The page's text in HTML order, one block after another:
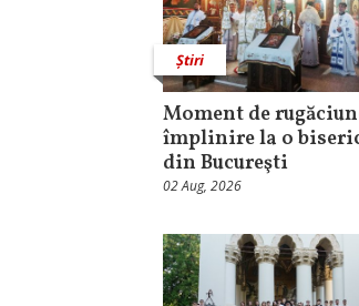
Știri
Moment de
împlinire la o
din Bucureşti
02 Aug, 2026